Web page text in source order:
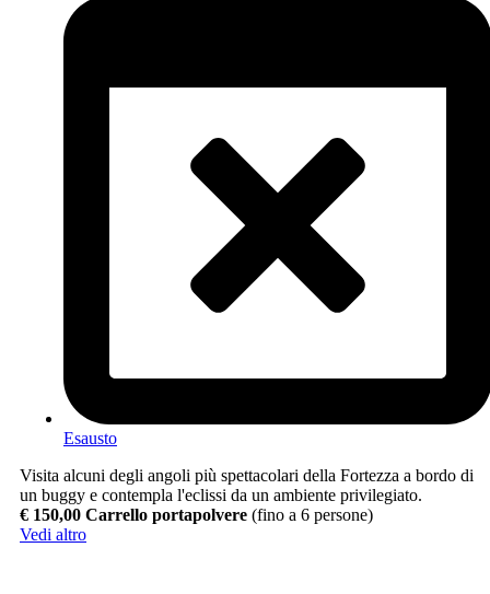
Esausto
Visita alcuni degli angoli più spettacolari della Fortezza a bordo di
un buggy e contempla l'eclissi da un ambiente privilegiato.
€ 150,00 Carrello portapolvere (fino a 6 persone)
Vedi altro